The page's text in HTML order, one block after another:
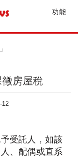
功能
徵房屋稅
12
受託人，如該
、配偶或直系